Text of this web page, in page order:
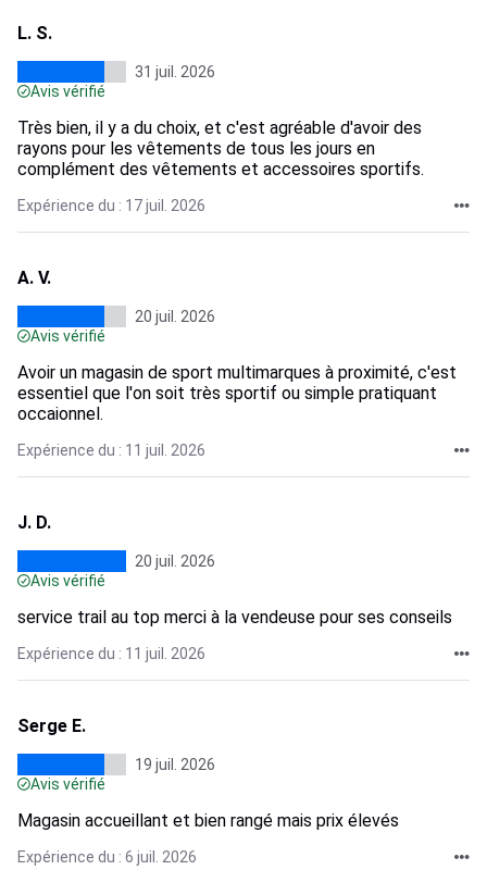
L. S.
31 juil. 2026
Avis vérifié
Très bien, il y a du choix, et c'est agréable d'avoir des
rayons pour les vêtements de tous les jours en
complément des vêtements et accessoires sportifs.
Expérience du : 17 juil. 2026
A. V.
20 juil. 2026
Avis vérifié
Avoir un magasin de sport multimarques à proximité, c'est
essentiel que l'on soit très sportif ou simple pratiquant
occaionnel.
Expérience du : 11 juil. 2026
J. D.
20 juil. 2026
Avis vérifié
service trail au top merci à la vendeuse pour ses conseils
Expérience du : 11 juil. 2026
Serge E.
19 juil. 2026
Avis vérifié
Magasin accueillant et bien rangé mais prix élevés
Expérience du : 6 juil. 2026